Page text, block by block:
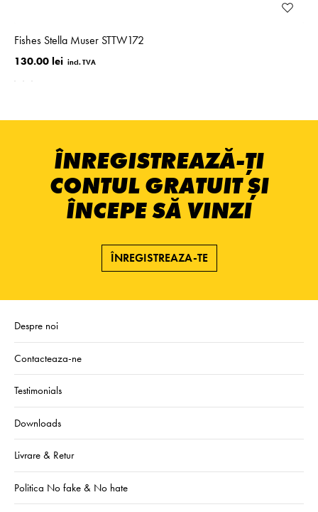
Fishes Stella Muser STTW172
130.00 lei
ÎNREGISTREAZĂ-ȚI
CONTUL GRATUIT ȘI
ÎNCEPE SĂ VINZI
ÎNREGISTREAZA-TE
Despre noi
Contacteaza-ne
Testimonials
Downloads
Livrare & Retur
Politica No fake & No hate